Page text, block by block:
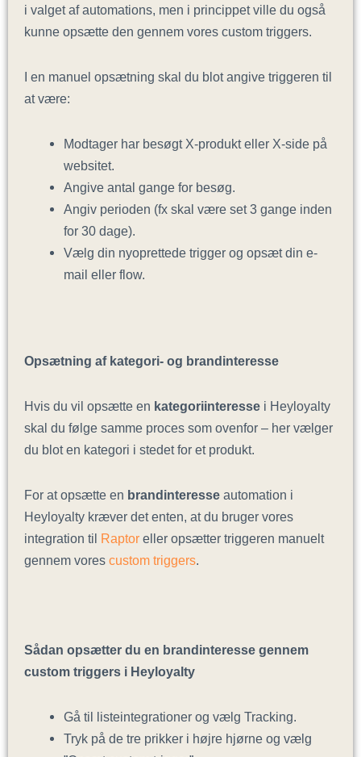
i valget af automations, men i princippet ville du også
kunne opsætte den gennem vores custom triggers.
I en manuel opsætning skal du blot angive triggeren til
at være:
Modtager har besøgt X-produkt eller X-side på
websitet.
Angive antal gange for besøg.
Angiv perioden (fx skal være set 3 gange inden
for 30 dage).
Vælg din nyoprettede trigger og opsæt din e-
mail eller flow.
Opsætning af kategori- og brandinteresse
Hvis du vil opsætte en kategoriinteresse i Heyloyalty
skal du følge samme proces som ovenfor – her vælger
du blot en kategori i stedet for et produkt.
For at opsætte en brandinteresse automation i
Heyloyalty kræver det enten, at du bruger vores
integration til Raptor eller opsætter triggeren manuelt
gennem vores custom triggers.
Sådan opsætter du en brandinteresse gennem
custom triggers i Heyloyalty
Gå til listeintegrationer og vælg Tracking.
Tryk på de tre prikker i højre hjørne og vælg